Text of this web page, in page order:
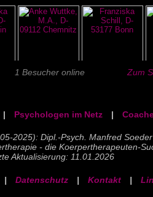
1 Besucher online Zum
| Psychologen im Netz |
2025): Dipl.-Psych. Manfred Soeder
- die Koerpertherapeuten-
Aktualisierung: 11.01.2026
| Datenschutz | Kontakt |